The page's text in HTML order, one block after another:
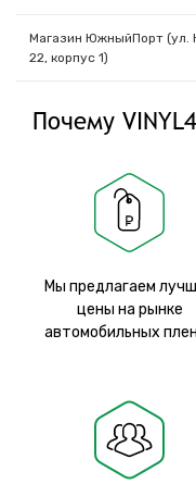
Магазин ЮжныйПорт (ул.
22, корпус 1)
Почему
Мы предлагаем
цены на рынке
автомобильных